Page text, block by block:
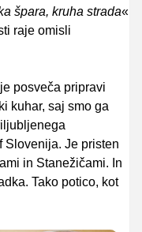
špara, kruha strada«
raje omisli
posveča pripravi
kuhar, saj smo ga
Slovenija. Je pristen
in Stanežičami. In
Tako potico, kot